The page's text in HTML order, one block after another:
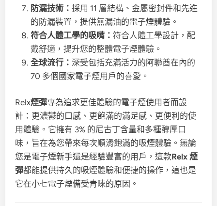
防漏技術：採用 11 層結構、金屬密封件和先進
的防漏裝置，提供無漏油的電子煙體驗。
符合人體工學的吸嘴：符合人體工學設計，配
戴舒適，提升您的整體電子煙體驗。
全球流行： 深受包括充滿活力的阿聯酋在內的
70 多個國家電子煙用戶的喜愛。
Relx煙彈專為追求更佳體驗的電子煙使用者而設
計：更濃鬱的口感、更飽滿的滿足感、更便利的使
用體驗。它擁有 3% 的尼古丁含量和多種醇厚口
味，旨在為您帶來每次順滑飽滿的吸煙體驗。無論
您是電子煙新手還是經驗豐富的用戶，這款Relx 煙
彈都能提供持久的吸煙體驗和便捷的操作，這也是
它在小七電子煙備受青睞的原因。